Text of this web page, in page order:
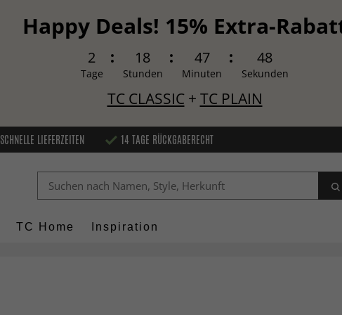
Happy Deals! 15% Extra-
2
Tage
18
Stunden
47
Minuten
46
Sekunden
TC CLASSIC+ TC PLAIN
SCHNELLE LIEFERZEITEN 14 TAGE RÜCKGABERECHT
TC Home Inspiration